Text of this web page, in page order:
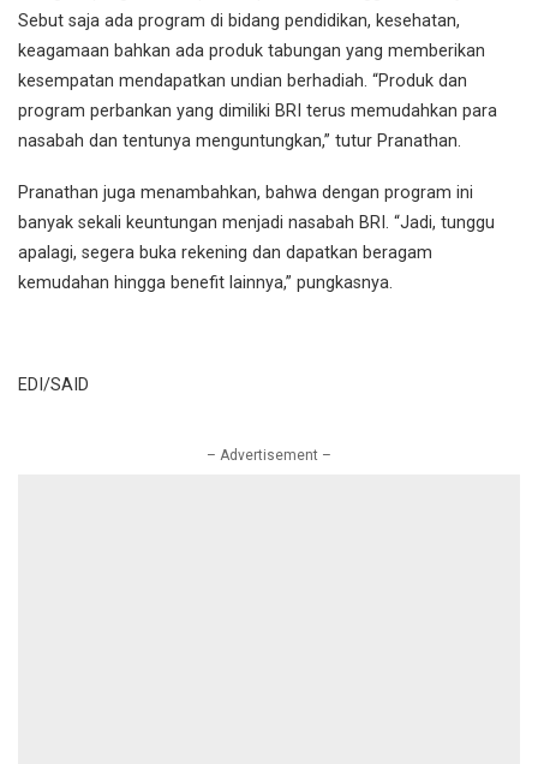
Sebut saja ada program di bidang pendidikan, kesehatan,
keagamaan bahkan ada produk tabungan yang memberikan
kesempatan mendapatkan undian berhadiah. “Produk dan
program perbankan yang dimiliki BRI terus memudahkan para
nasabah dan tentunya menguntungkan,” tutur Pranathan.
Pranathan juga menambahkan, bahwa dengan program ini
banyak sekali keuntungan menjadi nasabah BRI. “Jadi, tunggu
apalagi, segera buka rekening dan dapatkan beragam
kemudahan hingga benefit lainnya,” pungkasnya.
EDI/SAID
– Advertisement –